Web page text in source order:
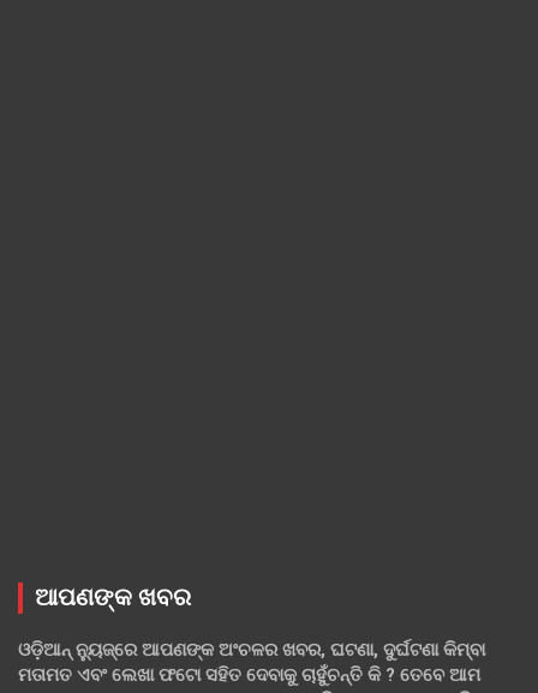
ଆପଣଙ୍କ ଖବର
ଓଡ଼ିଆନ୍ ନ୍ୟୁଜ୍‌ରେ ଆପଣଙ୍କ ଅଂଚଳର ଖବର, ଘଟଣା, ଦୁର୍ଘଟଣା କିମ୍ବା
ମତାମତ ଏବଂ ଲେଖା ଫଟୋ ସହିତ ଦେବାକୁ ଚାହୁଁଚନ୍ତି କି ? ତେବେ ଆମ